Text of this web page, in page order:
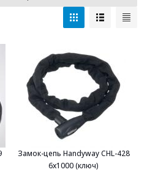
Замок-цепь Handyway CHL-428
6x1000 (ключ)